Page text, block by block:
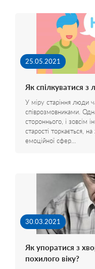
25.05.2021
Як спілкуватися з
У міру старіння люди
співрозмовниками.
стороннього, і зовсім
старості торкається, на
емоційної сфер…
30.03.2021
Як упоратися з
похилого віку?